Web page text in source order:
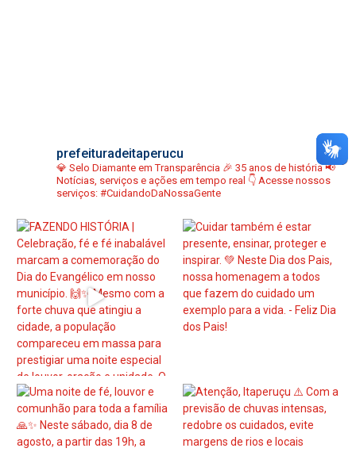
prefeituradeitaperucu
💎 Selo Diamante em Transparência 🎉 35 anos de história📢
Notícias, serviços e ações em tempo real 👇 Acesse nossos
serviços: #CuidandoDaNossaGente